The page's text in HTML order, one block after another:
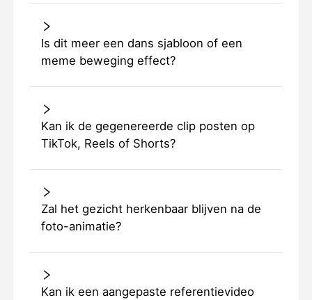
Is dit meer een dans sjabloon of een
meme beweging effect?
Kan ik de gegenereerde clip posten op
TikTok, Reels of Shorts?
Zal het gezicht herkenbaar blijven na de
foto-animatie?
Kan ik een aangepaste referentievideo